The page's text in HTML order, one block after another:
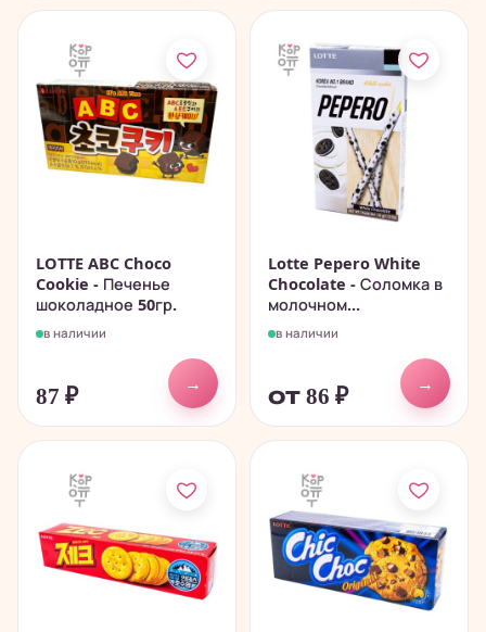
LOTTE ABC Choco
Cookie - Печенье
шоколадное 50гр.
в наличии
87 ₽
→
Lotte Pepero White
Chocolate - Соломка в
молочном...
в наличии
от 86 ₽
→